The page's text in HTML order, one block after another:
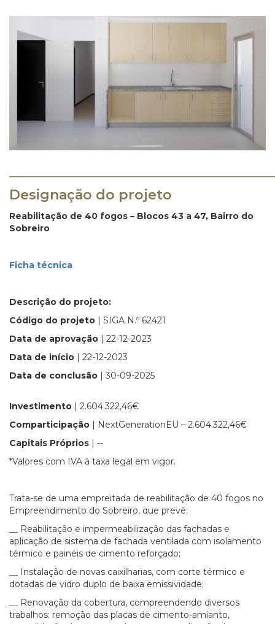
Designação do projeto
Reabilitação de 40 fogos – Blocos 43 a 47, Bairro do
Sobreiro
Ficha técnica
Descrição do projeto:
Código do projeto | SIGA N.º 62421
Data de aprovação | 22-12-2023
Data de início | 22-12-2023
Data de conclusão | 30-09-2025
Investimento | 2.604.322,46€
Comparticipação | NextGenerationEU – 2.604.322,46€
Capitais Próprios | --
*Valores com IVA à taxa legal em vigor.
Trata-se de uma empreitada de reabilitação de 40 fogos no
Empreendimento do Sobreiro, que prevê:
__ Reabilitação e impermeabilização das fachadas e
aplicação de sistema de fachada ventilada com isolamento
térmico e painéis de cimento reforçado;
__ Instalação de novas caixilharias, com corte térmico e
dotadas de vidro duplo de baixa emissividade;
__ Renovação da cobertura, compreendendo diversos
trabalhos: remoção das placas de cimento-amianto,